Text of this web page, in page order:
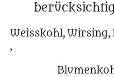
Weisskohl, Wirsing,
,